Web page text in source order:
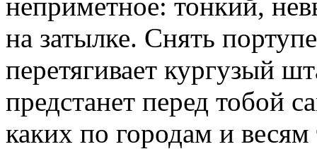
на затылке. Снять
перетягивает кургузый
предстанет перед тобой
каких по городам и